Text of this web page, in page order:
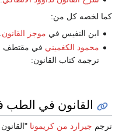
كما لخصه كل من:
ابن النفيس في موجز القانون.
محمود الكغميني في مقتطف
ترجمة كتاب القانون:
القانون في الطب
ترجم جيرارد من كريمونا